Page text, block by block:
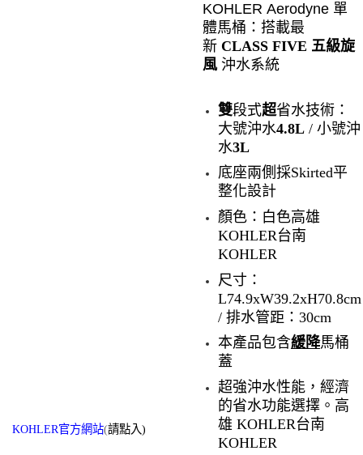
KOHLER官方網站(請點入)
KOHLER Aerodyne 單
體馬桶：搭載最
新 CLASS FIVE 五級旋
風 沖水系統
雙段式超省水技術：
大號沖水4.8L/ 小號沖
水3L
底座兩側採Skirted平
整化設計
顏色：白色高雄
KOHLER台南
KOHLER
尺寸：
L74.9xW39.2xH70.8cm
/ 排水管距： 30cm
本產品包含緩降馬桶
蓋
超強沖水性能，經濟
的省水功能選擇。 高
雄 KOHLER台南
KOHLER